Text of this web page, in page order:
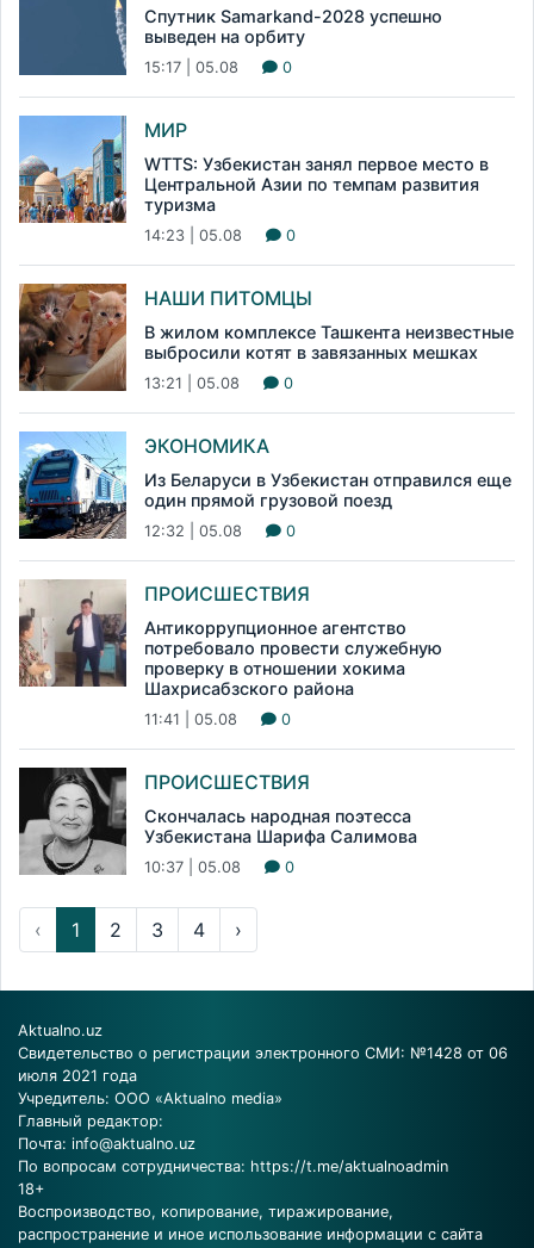
Спутник Samarkand-2028 успешно
выведен на орбиту
15:17 | 05.08 0
МИР
WTTS: Узбекистан занял первое место в
Центральной Азии по темпам развития
туризма
14:23 | 05.08 0
НАШИ ПИТОМЦЫ
В жилом комплексе Ташкента неизвестные
выбросили котят в завязанных мешках
13:21 | 05.08 0
ЭКОНОМИКА
Из Беларуси в Узбекистан отправился еще
один прямой грузовой поезд
12:32 | 05.08 0
ПРОИСШЕСТВИЯ
Антикоррупционное агентство
потребовало провести служебную
проверку в отношении хокима
Шахрисабзского района
11:41 | 05.08 0
ПРОИСШЕСТВИЯ
Скончалась народная поэтесса
Узбекистана Шарифа Салимова
10:37 | 05.08 0
‹ 1 2 3 4 ›
Aktualno.uz
Свидетельство о регистрации электронного СМИ: №1428 от 06
июля 2021 года
Учредитель: ООО «Aktualno media»
Главный редактор:
Почта: info@aktualno.uz
По вопросам сотрудничества: https://t.me/aktualnoadmin
18+
Воспроизводство, копирование, тиражирование,
распространение и иное использование информации с сайта